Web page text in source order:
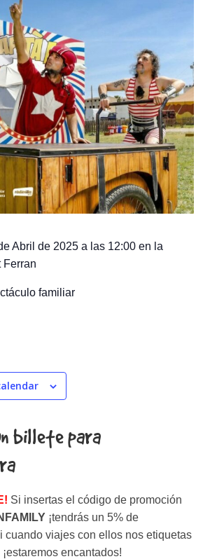
Abril de 2025 a las 12:00 en la
Ferran
familiar
billete para
Si insertas el código de promoción
¡tendrás un 5% de
cuando viajes con ellos nos etiquetas
encantados!